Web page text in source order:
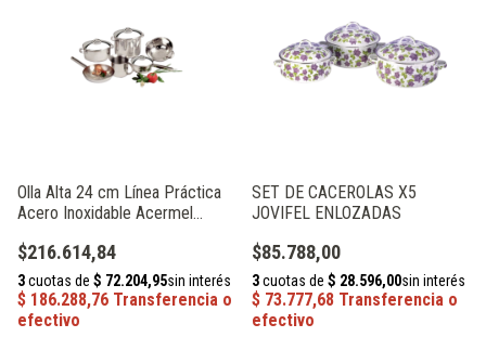
Olla Alta 24 cm Línea Práctica
Acero Inoxidable Acermel
$216.614,84
SET DE CACEROLAS X5
JOVIFEL ENLOZADAS
$85.788,00